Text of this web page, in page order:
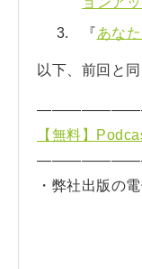
『あな
以下、前回と同
【無料】
・弊社出版の